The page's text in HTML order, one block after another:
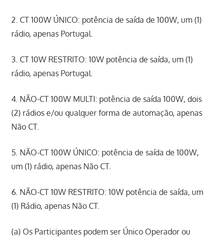
2. CT 100W ÚNICO: potência de saída de 100W, um (1)
rádio, apenas Portugal.
3. CT 10W RESTRITO: 10W potência de saída, um (1)
rádio, apenas Portugal.
4. NÃO-CT 100W MULTI: potência de saída 100W, dois
(2) rádios e/ou qualquer forma de automação, apenas
Não CT.
5. NÃO-CT 100W ÚNICO: potência de saída de 100W,
um (1) rádio, apenas Não CT.
6. NÃO-CT 10W RESTRITO: 10W potência de saída, um
(1) Rádio, apenas Não CT.
(a) Os Participantes podem ser Único Operador ou